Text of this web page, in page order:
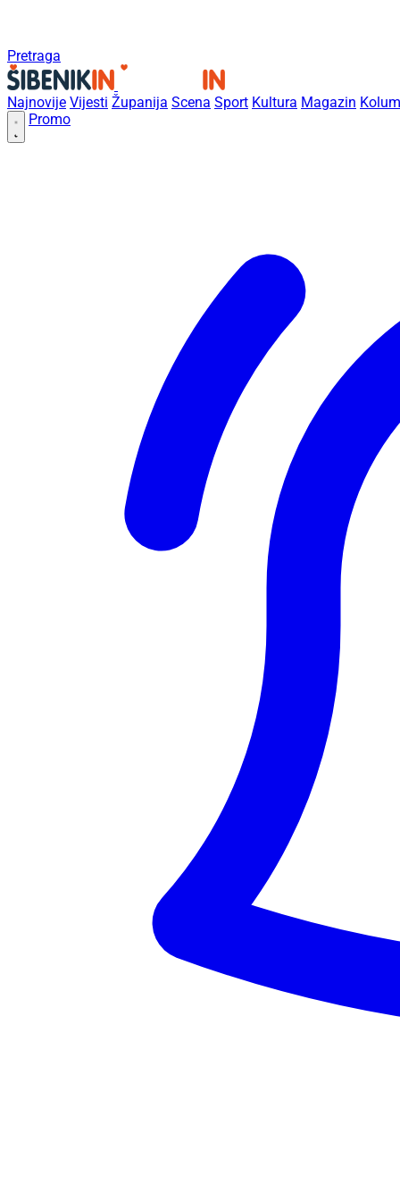
Pretraga
Najnovije Vijesti Županija Scena Sport Kultura Magazin
Promo